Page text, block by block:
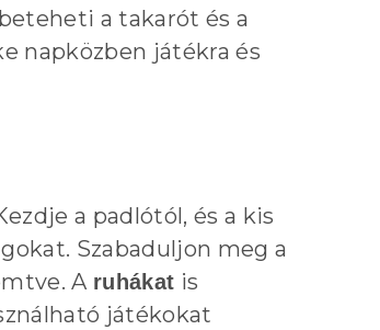
a takarót és a
napközben játékra és
a padlótól, és a kis
Szabaduljon meg a
A ruhákat is
játékokat